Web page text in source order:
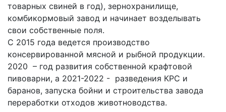
товарных свиней в год), зернохранилище,
комбикормовый завод и начинает возделывать
свои собственные поля.
С 2015 года ведется производство
консервированной мясной и рыбной продукции.
2020 – год развития собственной крафтовой
пивоварни, а 2021-2022 - разведения КРС и
баранов, запуска бойни и строительства завода
переработки отходов животноводства.